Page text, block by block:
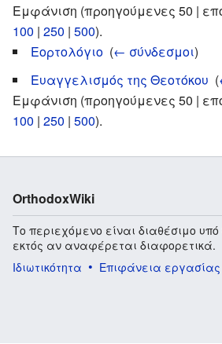
Εμφάνιση (προηγούμενες 50 |
100 | 250 | 500).
Εορτολόγιο (← σύνδεσμοι)
Ευαγγελισμός της Θεοτόκου (
Εμφάνιση (προηγούμενες 50 |
100 | 250 | 500).
OrthodoxWiki
Το περιεχόμενο είναι διαθέσιμο υπό
εκτός αν αναφέρεται διαφορετικά.
Ιδιωτικότητα
Επιφάνεια εργασίας